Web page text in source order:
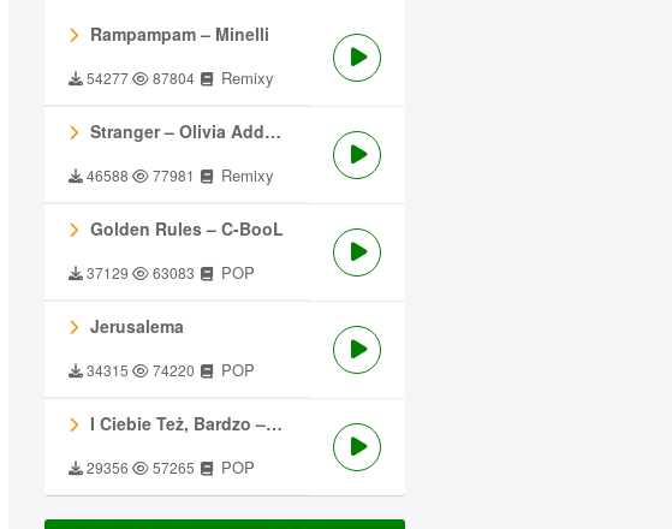
Rampampam – Minelli
54277 87804 Remixy
Stranger – Olivia Addams
46588 77981 Remixy
Golden Rules – C-BooL
37129 63083 POP
Jerusalema
34315 74220 POP
I Ciebie Też, Bardzo – Męskie Granie
29356 57265 POP